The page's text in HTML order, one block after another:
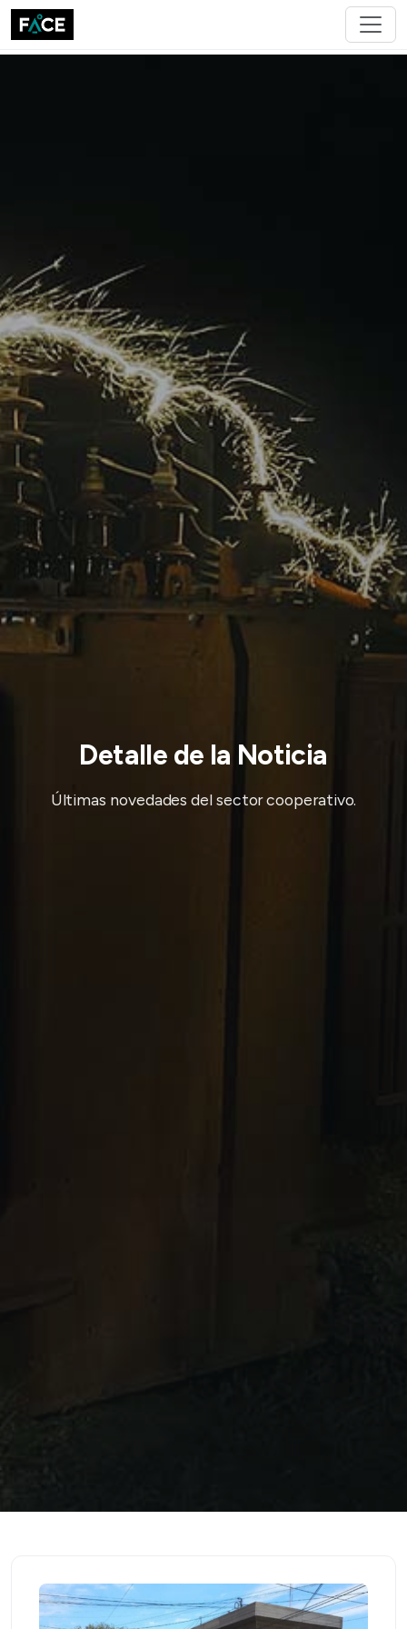
Detalle de la Noticia
Últimas novedades del sector cooperativo.